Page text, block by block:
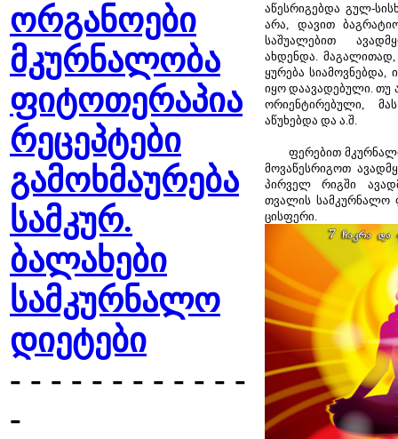
ორგანოები
მკურნალობა
ფიტოთერაპია
რეცეპტები
გამოხმაურება
სამკურ.
ბალახები
სამკურნალო
დიეტები
- - - - - - - - - - - -
-
აწესრიგებდა გულ-
არა, დავით
საშუალებით
ახდენდა.
ყურება
იყო დაავადებული. თუ
ორიენტირებული,
აწუხებდა და ა.შ.
ფერებით
მოვაწესრიგოთ
პირველ რიგში
თვალის სამკურნალო
ცისფერი.